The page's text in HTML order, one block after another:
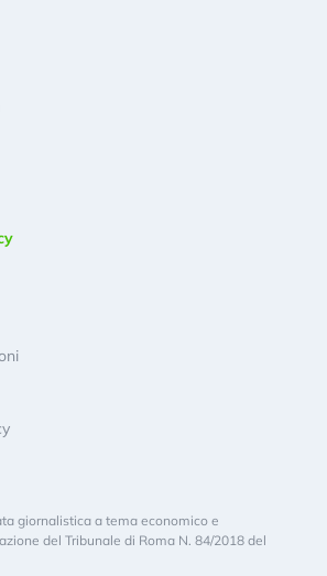
giornalistica a tema economico e
del Tribunale di Roma N. 84/2018 del